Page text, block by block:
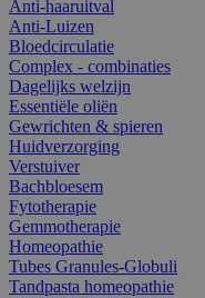
Anti-haaruitval
Anti-Luizen
Bloedcirculatie
Complex - combinaties
Dagelijks welzijn
Essentiële oliën
Gewrichten & spieren
Huidverzorging
Verstuiver
Bachbloesem
Fytotherapie
Gemmotherapie
Homeopathie
Tubes Granules-Globuli
Tandpasta homeopathie